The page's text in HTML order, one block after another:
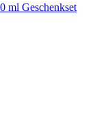
ml Geschenkset